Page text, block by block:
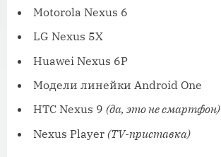
Motorola Nexus 6
LG Nexus 5X
Huawei Nexus 6P
Модели линейки Android One
HTC Nexus 9 (да, это не смартфон)
Nexus Player (TV-приставка)